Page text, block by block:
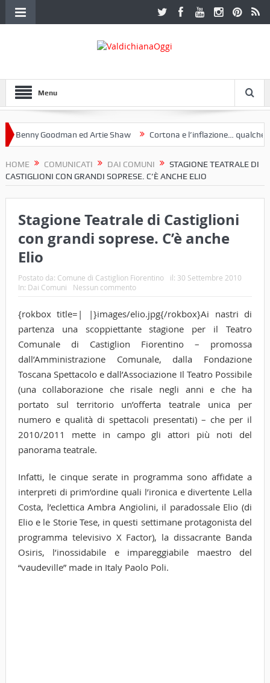
Menu
Goodman ed Artie Shaw Cortona e l’inflazione… qualche
HOME COMUNICATI DAI COMUNI
STAGIONE TEATRALE DI
CASTIGLIONI CON GRANDI SOPRESE. C’È ANCHE ELIO
Stagione Teatrale di Castiglioni
con grandi soprese. C’è anche
Elio
Postato da: Comune di Castiglion Fiorentino il: 30 Settembre 2010
In: Dai Comuni Nessun commento
{rokbox title=| |}images/elio.jpg{/rokbox}Ai nastri di
partenza una scoppiettante stagione per il Teatro
Comunale di Castiglion Fiorentino – promossa
dall’Amministrazione Comunale, dalla Fondazione
Toscana Spettacolo e dall’Associazione Il Teatro Possibile
(una collaborazione che risale negli anni e che ha
portato sul territorio un’offerta teatrale unica per
numero e qualità di spettacoli presentati) – che per il
2010/2011 mette in campo gli attori più noti del
panorama teatrale.
Infatti, le cinque serate in programma sono affidate a
interpreti di prim’ordine quali l’ironica e divertente Lella
Costa, l’eclettica Ambra Angiolini, il paradossale Elio (di
Elio e le Storie Tese, in questi settimane protagonista del
programma televisivo X Factor), la dissacrante Banda
Osiris, l’inossidabile e impareggiabile maestro del
“vaudeville” made in Italy Paolo Poli.